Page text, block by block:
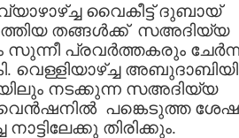
വൈകീട്ട് ദുബായ്‌
തങ്ങള്‍ക്ക് സഅദിയ്യ
സുന്നീ പ്രവര്‍ത്തകരും
വെള്ളിയാഴ്ച്ച
നടക്കുന്ന സഅദിയ്യ
പങ്കെടുത്ത
തിരിക്കും.